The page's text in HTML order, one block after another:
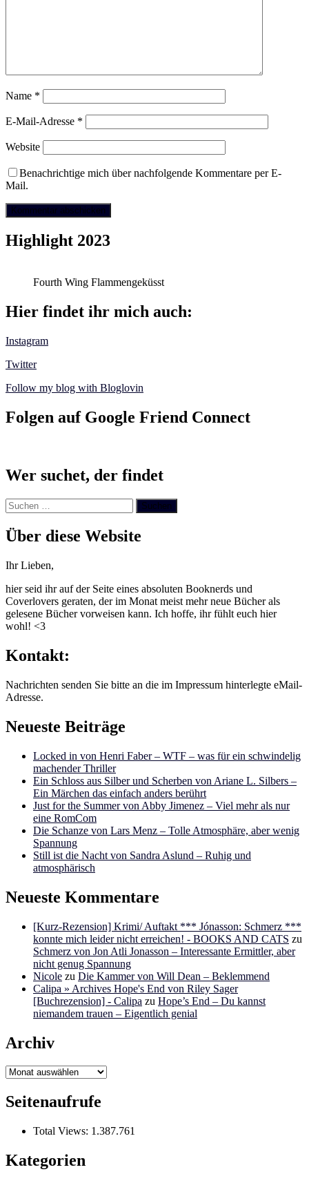
Name *
E-Mail-Adresse *
Website
Benachrichtige mich über nachfolgende Kommentare per E-
Mail.
Highlight 2023
Fourth Wing Flammengeküsst
Hier findet ihr mich auch:
Instagram
Twitter
Follow my blog with Bloglovin
Folgen auf Google Friend Connect
Wer suchet, der findet
Suchen
nach:
Über diese Website
Ihr Lieben,
hier seid ihr auf der Seite eines absoluten Booknerds und
Coverlovers geraten, der im Monat meist mehr neue Bücher als
gelesene Bücher vorweisen kann. Ich hoffe, ihr fühlt euch hier
wohl! <3
Kontakt:
Nachrichten senden Sie bitte an die im Impressum hinterlegte eMail-
Adresse.
Neueste Beiträge
Locked in von Henri Faber – WTF – was für ein schwindelig
machender Thriller
Ein Schloss aus Silber und Scherben von Ariane L. Silbers –
Ein Märchen das einfach anders berührt
Just for the Summer von Abby Jimenez – Viel mehr als nur
eine RomCom
Die Schanze von Lars Menz – Tolle Atmosphäre, aber wenig
Spannung
Still ist die Nacht von Sandra Aslund – Ruhig und
atmosphärisch
Neueste Kommentare
[Kurz-Rezension] Krimi/ Auftakt *** Jónasson: Schmerz ***
konnte mich leider nicht erreichen! - BOOKS AND CATS zu
Schmerz von Jon Atli Jonasson – Interessante Ermittler, aber
nicht genug Spannung
Nicole zu Die Kammer von Will Dean – Beklemmend
Calipa » Archives Hope's End von Riley Sager
[Buchrezension] - Calipa zu Hope’s End – Du kannst
niemandem trauen – Eigentlich genial
Archiv
Archiv
Seitenaufrufe
Total Views: 1.387.761
Kategorien